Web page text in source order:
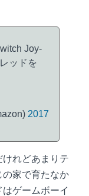
Joy-
ッドを
2017
れどあまりテ
の家で育たなか
ゲームボーイ